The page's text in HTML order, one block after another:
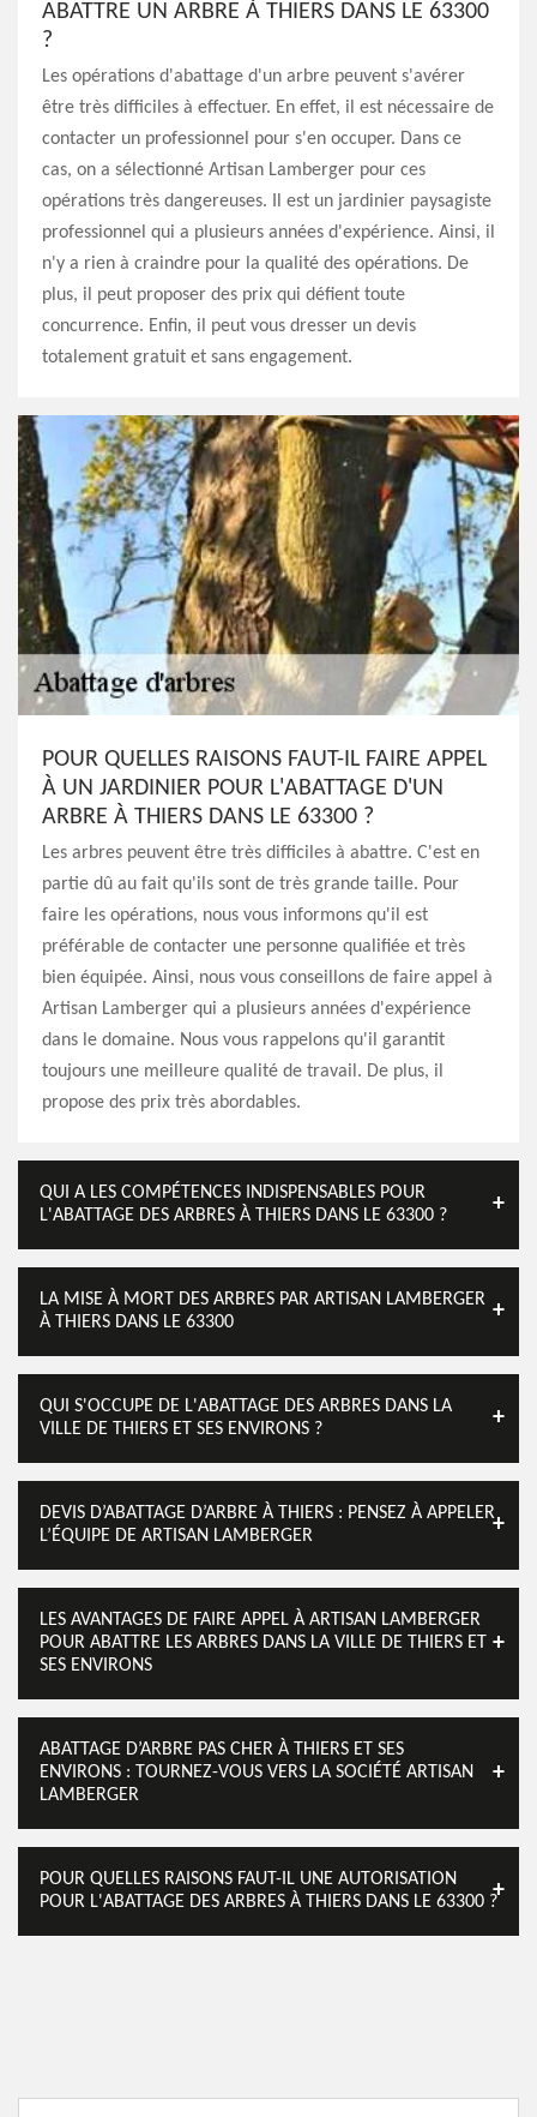
ABATTRE UN ARBRE À THIERS DANS LE 63300
?
Les opérations d'abattage d'un arbre peuvent s'avérer
être très difficiles à effectuer. En effet, il est nécessaire de
contacter un professionnel pour s'en occuper. Dans ce
cas, on a sélectionné Artisan Lamberger pour ces
opérations très dangereuses. Il est un jardinier paysagiste
professionnel qui a plusieurs années d'expérience. Ainsi, il
n'y a rien à craindre pour la qualité des opérations. De
plus, il peut proposer des prix qui défient toute
concurrence. Enfin, il peut vous dresser un devis
totalement gratuit et sans engagement.
POUR QUELLES RAISONS FAUT-IL FAIRE APPEL
À UN JARDINIER POUR L'ABATTAGE D'UN
ARBRE À THIERS DANS LE 63300 ?
Les arbres peuvent être très difficiles à abattre. C'est en
partie dû au fait qu'ils sont de très grande taille. Pour
faire les opérations, nous vous informons qu'il est
préférable de contacter une personne qualifiée et très
bien équipée. Ainsi, nous vous conseillons de faire appel à
Artisan Lamberger qui a plusieurs années d'expérience
dans le domaine. Nous vous rappelons qu'il garantit
toujours une meilleure qualité de travail. De plus, il
propose des prix très abordables.
QUI A LES COMPÉTENCES INDISPENSABLES POUR
L'ABATTAGE DES ARBRES À THIERS DANS LE 63300 ?
LA MISE À MORT DES ARBRES PAR ARTISAN LAMBERGER
À THIERS DANS LE 63300
QUI S'OCCUPE DE L'ABATTAGE DES ARBRES DANS LA
VILLE DE THIERS ET SES ENVIRONS ?
DEVIS D’ABATTAGE D’ARBRE À THIERS : PENSEZ À APPELER
L’ÉQUIPE DE ARTISAN LAMBERGER
LES AVANTAGES DE FAIRE APPEL À ARTISAN LAMBERGER
POUR ABATTRE LES ARBRES DANS LA VILLE DE THIERS ET
SES ENVIRONS
ABATTAGE D’ARBRE PAS CHER À THIERS ET SES
ENVIRONS : TOURNEZ-VOUS VERS LA SOCIÉTÉ ARTISAN
LAMBERGER
POUR QUELLES RAISONS FAUT-IL UNE AUTORISATION
POUR L'ABATTAGE DES ARBRES À THIERS DANS LE 63300 ?